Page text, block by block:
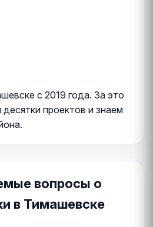
с 2019 года. За это
проектов и знаем
вопросы о
в Тимашевске